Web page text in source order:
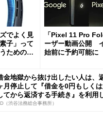
でよく見
子」って
ための注
「Pixel 11 Pro
ーザー動画公開
始前に予約可能に
金地獄から抜け出したい人は、
月停止して『借金を0円もしく
てから返済する手続き』を利用
（渋谷法務総合事務所）